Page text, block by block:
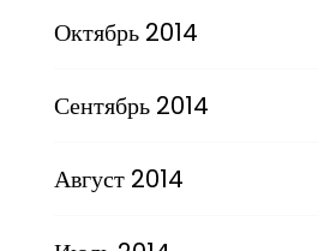
Октябрь 2014
Сентябрь 2014
Август 2014